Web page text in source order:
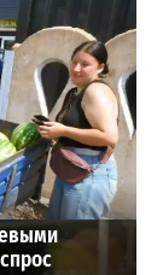
придется